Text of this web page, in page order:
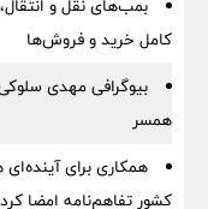
بمب‌های نقل و
کامل خرید و فروش‌ها
بیوگرافی مهدی
همسر
همکاری برای
کشور تفاهم‌نامه امضا